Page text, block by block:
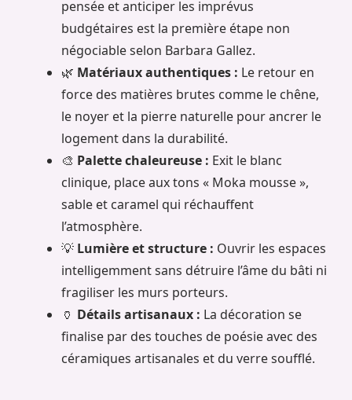
pensée et anticiper les imprévus
budgétaires est la première étape non
négociable selon Barbara Gallez.
🌿 Matériaux authentiques : Le retour en
force des matières brutes comme le chêne,
le noyer et la pierre naturelle pour ancrer le
logement dans la durabilité.
🎨 Palette chaleureuse : Exit le blanc
clinique, place aux tons « Moka mousse »,
sable et caramel qui réchauffent
l’atmosphère.
💡 Lumière et structure : Ouvrir les espaces
intelligemment sans détruire l’âme du bâti ni
fragiliser les murs porteurs.
🏺 Détails artisanaux : La décoration se
finalise par des touches de poésie avec des
céramiques artisanales et du verre soufflé.